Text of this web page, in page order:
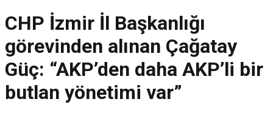
CHP İzmir İl Başkanlığı
görevinden alınan Çağatay
Güç: “AKP’den daha AKP’li bir
butlan yönetimi var”